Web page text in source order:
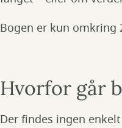
Bogen er kun omkring
Hvorfor går
Der findes ingen